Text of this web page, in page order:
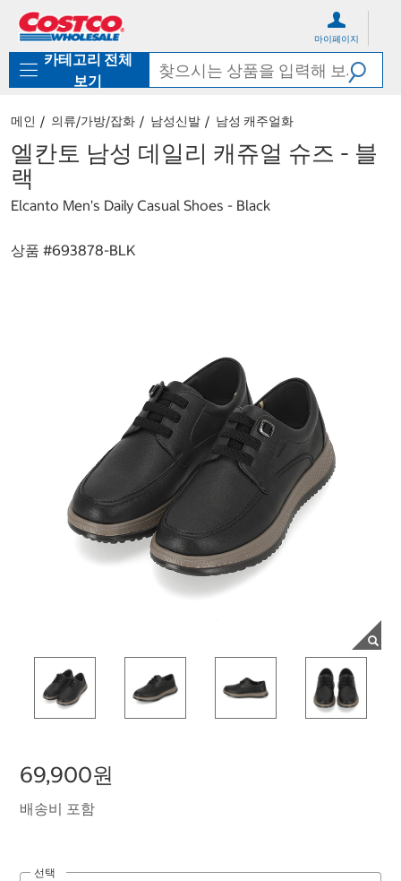
로
기
가
마이페이지
카테고리 전체
보기
메인 의류/가방/잡화 남성신발 남성 캐주얼화
엘칸토 남성 데일리 캐쥬얼 슈즈 - 블
랙
Elcanto Men's Daily Casual Shoes - Black
상품 #693878-BLK
69,900원
배송비 포함
선택